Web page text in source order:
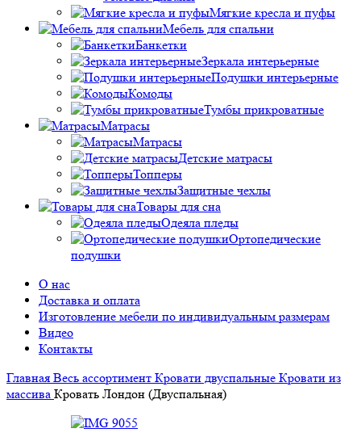
Мягкие кресла и пуфы
Мебель для спальни
Банкетки
Зеркала интерьерные
Подушки интерьерные
Комоды
Тумбы прикроватные
Матрасы
Матрасы
Детские матрасы
Топперы
Защитные чехлы
Товары для сна
Одеяла пледы
Ортопедические
подушки
О нас
Доставка и оплата
Изготовление мебели по индивидуальным размерам
Видео
Контакты
Главная Весь ассортимент Кровати двуспальные Кровати из
массива Кровать Лондон (Двуспальная)